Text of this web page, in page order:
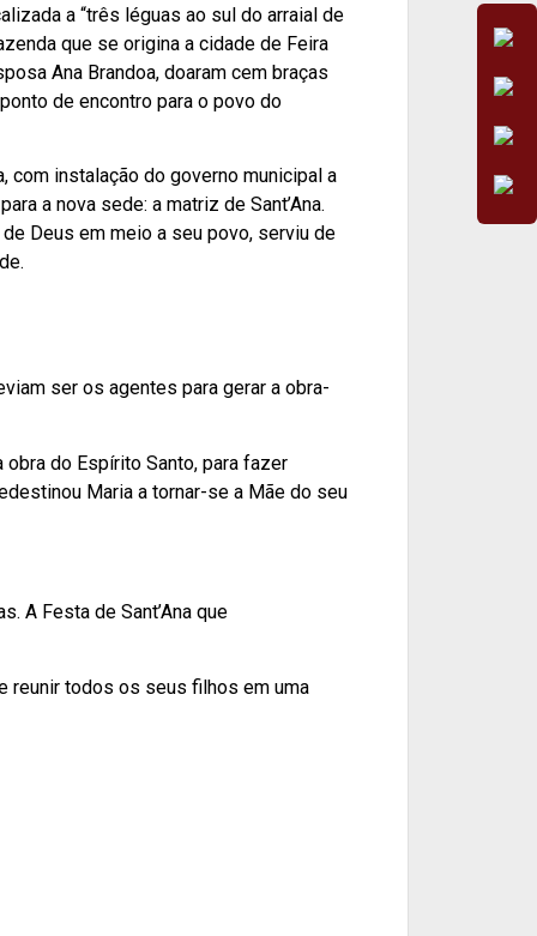
a “três léguas ao sul do arraial de
que se origina a cidade de Feira
Ana Brandoa, doaram cem braças
de encontro para o povo do
com instalação do governo municipal a
a nova sede: a matriz de Sant’Ana.
Deus em meio a seu povo, serviu de
ser os agentes para gerar a obra-
obra do Espírito Santo, para fazer
Maria a tornar-se a Mãe do seu
A Festa de Sant’Ana que
reunir todos os seus filhos em uma